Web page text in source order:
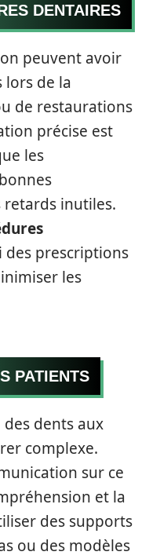
DENTAIRES
peuvent avoir
lors de la
de restaurations
précise est
les
inutiles.
des prescriptions
les
PATIENTS
dents aux
complexe.
sur ce
et la
des supports
ou des modèles